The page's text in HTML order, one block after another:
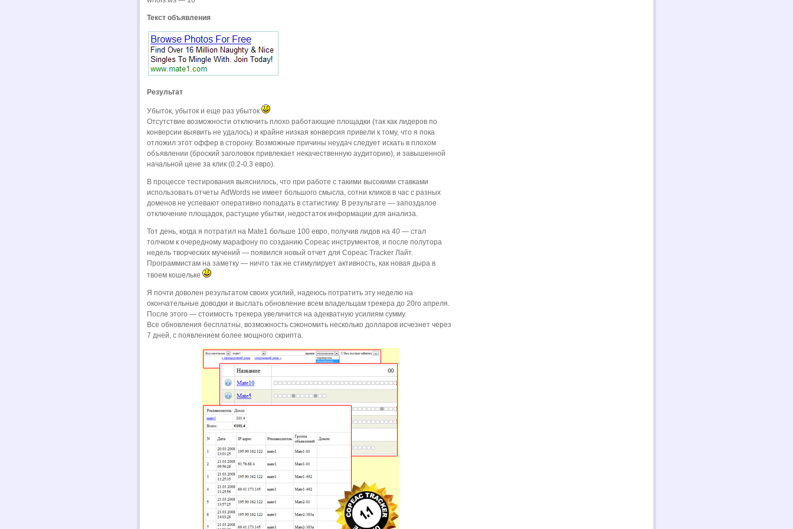
Текст объявления
Результат
Убыток, убыток и еще раз убыток
Отсутствие возможности отключить плохо работающие площадки (так как лидеров по
конверсии выявить не удалось) и крайне низкая конверсия привели к тому, что я пока
отложил этот оффер в сторону. Возможные причины неудач следует искать в плохом
объявлении (броский заголовок привлекает некачественную аудиторию), и завышенной
начальной цене за клик (0.2-0.3 евро).
В процессе тестирования выяснилось, что при работе с такими высокими ставками
использовать отчеты AdWords не имеет большого смысла, сотни кликов в час с разных
доменов не успевают оперативно попадать в статистику. В результате — запоздалое
отключение площадок, растущие убытки, недостаток информации для анализа.
Тот день, когда я потратил на Mate1 больше 100 евро, получив лидов на 40 — стал
толчком к очередному марафону по созданию Copeac инструментов, и после полутора
недель творческих мучений — появился новый отчет для Copeac Tracker Лайт.
Программистам на заметку — ничто так не стимулирует активность, как новая дыра в
твоем кошельке
Я почти доволен результатом своих усилий, надеюсь потратить эту неделю на
окончательные доводки и выслать обновление всем владельцам трекера до 20го апреля.
После этого — стоимость трекера увеличится на адекватную усилиям сумму.
Все обновления бесплатны, возможность сэкономить несколько долларов исчезнет через
7 дней, с появлением более мощного скрипта.